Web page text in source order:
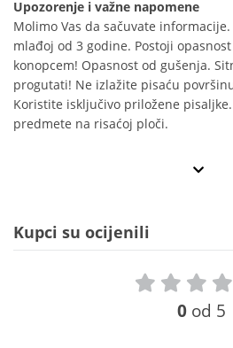
Upozorenje i važne napomene
Molimo Vas da sačuvate
mlađoj od 3 godine. Postoji
konopcem! Opasnost od gušenja.
progutati! Ne izlažite pisaću
Koristite isključivo priložene
predmete na risaćoj ploči.
Kupci su ocijenili
0 od 5